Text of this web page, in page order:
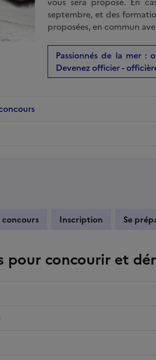
septembre, et des
proposées, en commun
Passionnés de la mer :
Devenez officier -
concours Inscription Se
concourir et